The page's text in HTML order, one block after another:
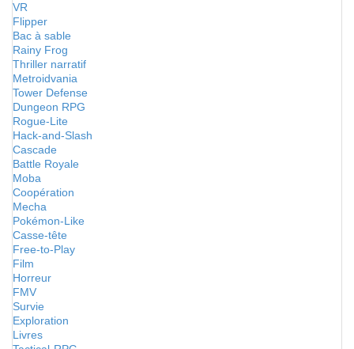
VR
Flipper
Bac à sable
Rainy Frog
Thriller narratif
Metroidvania
Tower Defense
Dungeon RPG
Rogue-Lite
Hack-and-Slash
Cascade
Battle Royale
Moba
Coopération
Mecha
Pokémon-Like
Casse-tête
Free-to-Play
Film
Horreur
FMV
Survie
Exploration
Livres